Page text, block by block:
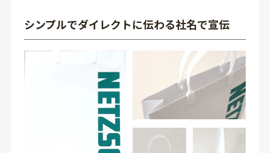
シンプルでダイレクトに伝わる社名で宣伝